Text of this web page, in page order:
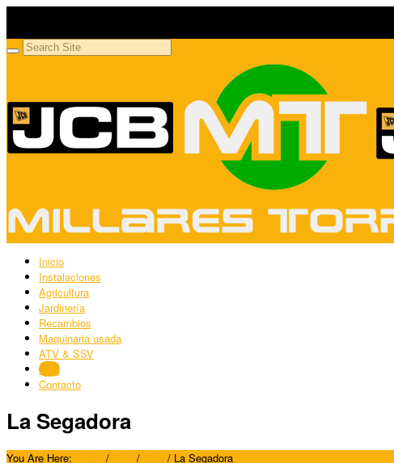
Inicio
Instalaciones
Agricultura
Jardinería
Recambios
Maquinaria usada
ATV & SSV
Blog
Contacto
La Segadora
You Are Here: / / / La Segadora